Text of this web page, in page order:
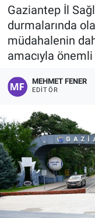
Gaziantep İl
durmalarında
müdahalenin
amacıyla
MEHMET FENER
EDITÖR